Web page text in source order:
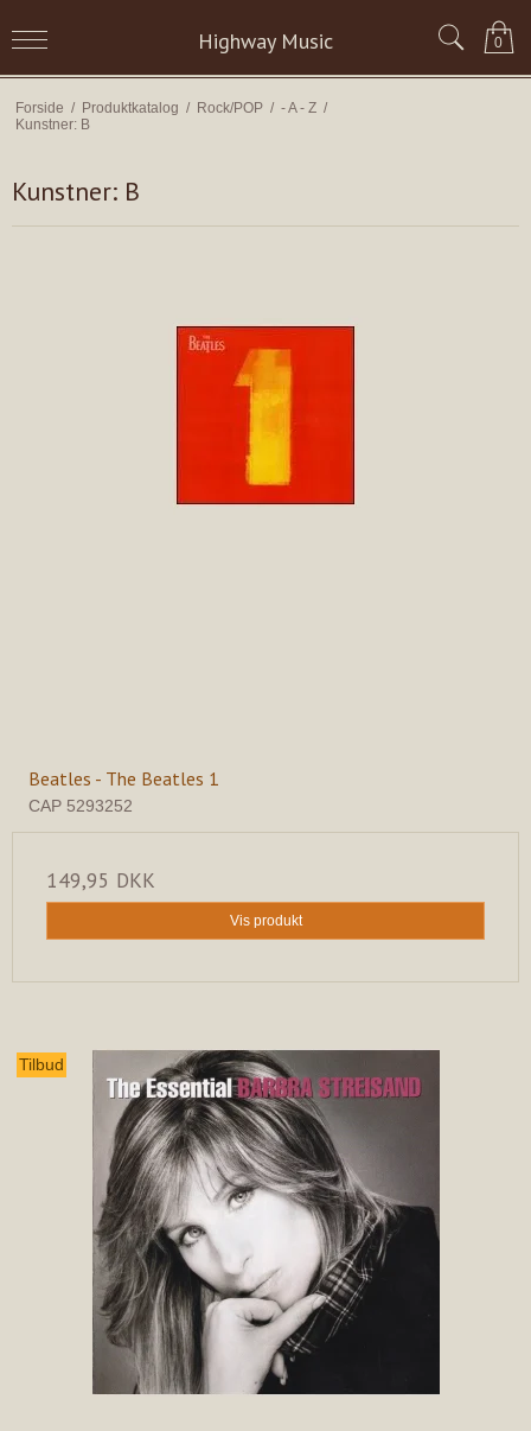
Highway Music 0
Forside / Produktkatalog / Rock/POP / - A - Z /
Kunstner: B
Kunstner: B
Beatles - The Beatles 1
CAP 5293252
149,95 DKK
Vis produkt
Tilbud